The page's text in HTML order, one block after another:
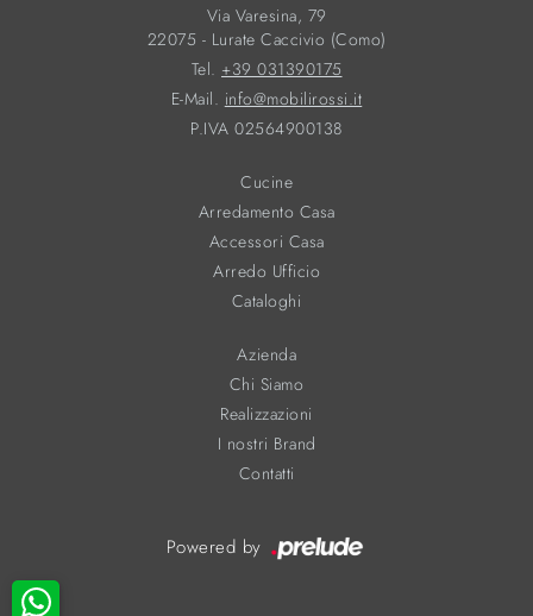
Via Varesina, 79
22075 - Lurate Caccivio (Como)
Tel. +39 031390175
E-Mail. info@mobilirossi.it
P.IVA 02564900138
Cucine
Arredamento Casa
Accessori Casa
Arredo Ufficio
Cataloghi
Azienda
Chi Siamo
Realizzazioni
I nostri Brand
Contatti
Powered by